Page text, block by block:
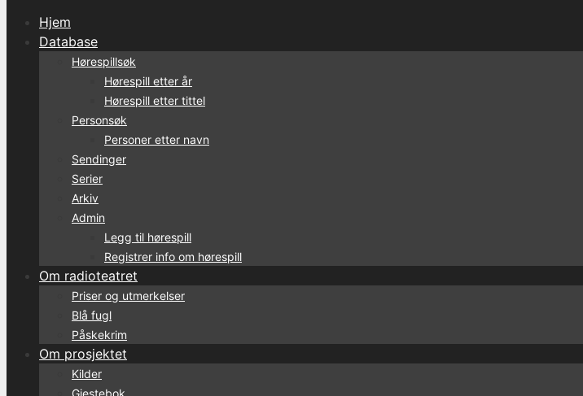
Hjem
Database
Hørespillsøk
Hørespill etter år
Hørespill etter tittel
Personsøk
Personer etter navn
Sendinger
Serier
Arkiv
Admin
Legg til hørespill
Registrer info om hørespill
Om radioteatret
Priser og utmerkelser
Blå fugl
Påskekrim
Om prosjektet
Kilder
Gjestebok